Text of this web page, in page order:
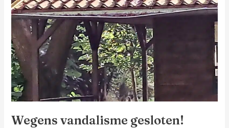
Wegens vandalisme gesloten!